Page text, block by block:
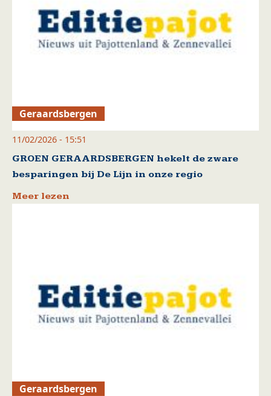
Geraardsbergen
11/02/2026 - 15:51
GROEN GERAARDSBERGEN hekelt de zware
besparingen bij De Lijn in onze regio
Meer lezen
Geraardsbergen